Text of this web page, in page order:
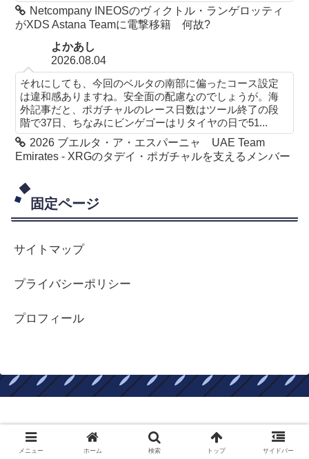
Netcompany INEOSのヴィクトル・ランゲロッティ
がXDS Astana Teamに電撃移籍 何故?
よかあし
2026.08.04
それにしても、今回のベルタの南部に偏ったコース設定
は違和感ありますね。安全面の配慮なのでしょうが。海
外記事だと、ポガチャルのレース日数はツール終了の段
階で37日、ちなみにビンゲゴーはリタイヤの日で51...
2026 ブエルタ・ア・エスパーニャ UAE Team
Emirates - XRGのタデイ・ポガチャルを支えるメンバー
固定ページ
サイトマップ
プライバシーポリシー
プロフィール
ロードバイクはやめられない
Copyright © 2017-2026 ロードバイクはやめられない All Rights
メニュー ホーム 検索 トップ サイドバー